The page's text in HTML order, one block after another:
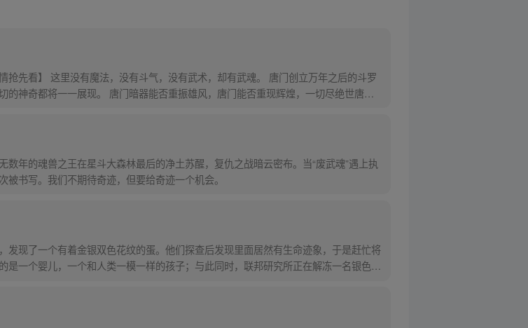
抢先看】 这里没有魔法，没有斗气，没有武术，却有武魂。 唐门创立万年之后的斗罗
的神奇都将一一展现。 唐门暗器能否重振雄风，唐门能否重现辉煌，一切尽绝世唐
数年的魂兽之王在星斗大森林最后的净土苏醒，复仇之战暗云密布。当“废武魂”遇上执
书写。我们不期待奇迹，但要给奇迹一个机会。
发现了一个有着金银双色花纹的蛋。他们探查后发现里面居然有生命迹象，于是赶忙将
是一个婴儿，一个和人类一模一样的孩子；与此同时，联邦研究所正在解冻一名银色长